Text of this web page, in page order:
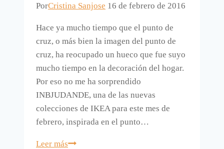
PorCristina Sanjose 16 de febrero de 2016
Hace ya mucho tiempo que el punto de
cruz, o más bien la imagen del punto de
cruz, ha reocupado un hueco que fue suyo
mucho tiempo en la decoración del hogar.
Por eso no me ha sorprendido
INBJUDANDE, una de las nuevas
colecciones de IKEA para este mes de
febrero, inspirada en el punto…
Leer másIKEA